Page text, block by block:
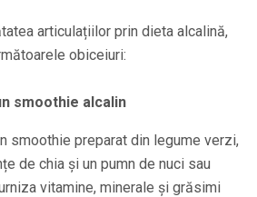
articulațiilor prin dieta alcalină,
obiceiuri:
smoothie alcalin
smoothie preparat din legume verzi,
de chia și un pumn de nuci sau
vitamine, minerale și grăsimi